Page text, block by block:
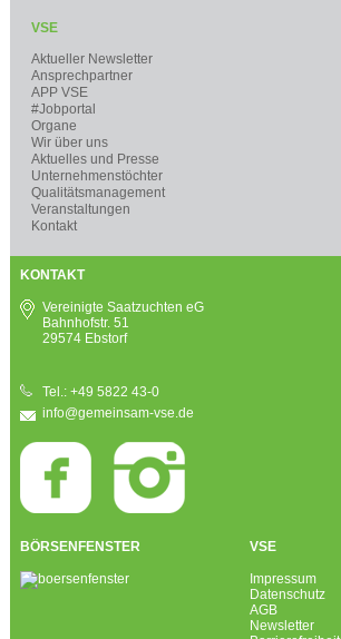
VSE
Aktueller Newsletter
Ansprechpartner
APP VSE
#Jobportal
Organe
Wir über uns
Aktuelles und Presse
Unternehmenstöchter
Qualitätsmanagement
Veranstaltungen
Kontakt
KONTAKT
Vereinigte Saatzuchten eG
Bahnhofstr. 51
29574 Ebstorf
Tel.: +49 5822 43-0
info@gemeinsam-vse.de
BÖRSENFENSTER VSE
Impressum
Datenschutz
AGB
Newsletter